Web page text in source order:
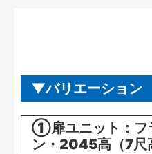
バリエーション
①扉ユニット：フ
ン・2045高（7